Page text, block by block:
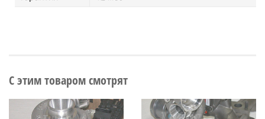
С этим товаром смотрят